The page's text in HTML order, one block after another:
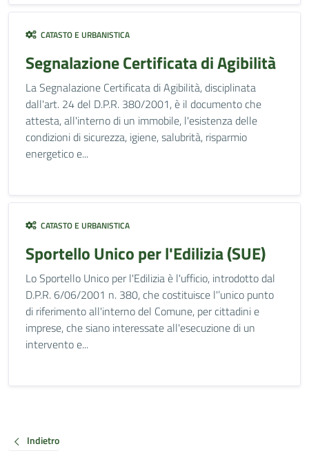
CATASTO E URBANISTICA
Segnalazione Certificata di Agibilità
La Segnalazione Certificata di Agibilità, disciplinata
dall'art. 24 del D.P.R. 380/2001, è il documento che
attesta, all'interno di un immobile, l'esistenza delle
condizioni di sicurezza, igiene, salubrità, risparmio
energetico e...
CATASTO E URBANISTICA
Sportello Unico per l'Edilizia (SUE)
Lo Sportello Unico per l'Edilizia è l'ufficio, introdotto dal
D.P.R. 6/06/2001 n. 380, che costituisce l'’unico punto
di riferimento all'interno del Comune, per cittadini e
imprese, che siano interessate all'esecuzione di un
intervento e...
Indietro